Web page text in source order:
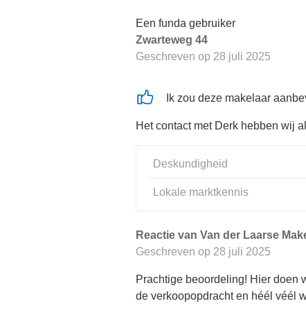
Een funda gebruiker
Zwarteweg 44
Geschreven op 28 juli 2025
Ik zou deze makelaar
Het contact met Derk hebben wij
Deskundigheid
Lokale marktkennis
Reactie van Van der Laarse
Geschreven op 28 juli 2025
Prachtige beoordeling! Hier doen
de verkoopopdracht en héél véél